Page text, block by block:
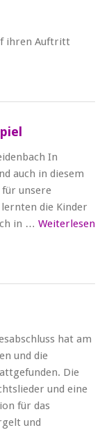
ihren Auftritt
In
auch in diesem
für unsere
die Kinder
in … Weiterlesen
hat am
und die
Die
und eine
für das
und